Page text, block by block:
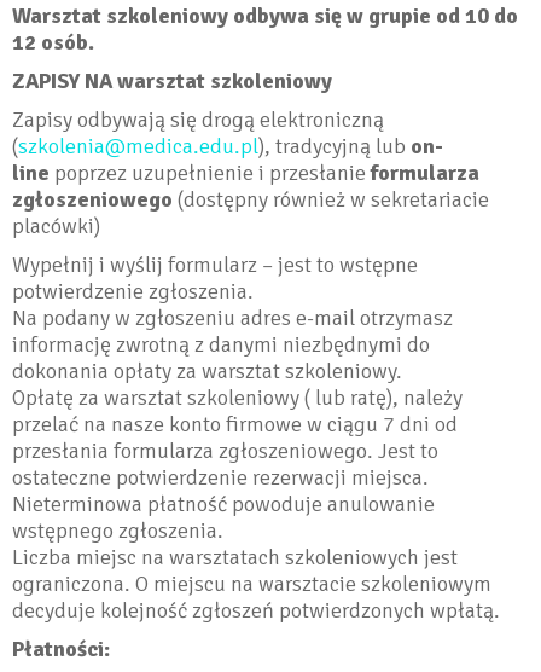
Warsztat szkoleniowy odbywa się w grupie od 10 do
12 osób.
ZAPISY NA warsztat szkoleniowy
Zapisy odbywają się drogą elektroniczną
(szkolenia@medica.edu.pl), tradycyjną lub on-
line poprzez uzupełnienie i przesłanieformularza
zgłoszeniowego (dostępny również w sekretariacie
placówki)
Wypełnij i wyślij formularz – jest to wstępne
potwierdzenie zgłoszenia.
Na podany w zgłoszeniu adres e-mail otrzymasz
informację zwrotną z danymi niezbędnymi do
dokonania opłaty za warsztat szkoleniowy.
Opłatę za warsztat szkoleniowy ( lub ratę), należy
przelać na nasze konto firmowe w ciągu 7 dni od
przesłania formularza zgłoszeniowego. Jest to
ostateczne potwierdzenie rezerwacji miejsca.
Nieterminowa płatność powoduje anulowanie
wstępnego zgłoszenia.
Liczba miejsc na warsztatach szkoleniowych jest
ograniczona. O miejscu na warsztacie szkoleniowym
decyduje kolejność zgłoszeń potwierdzonych wpłatą.
Płatności: